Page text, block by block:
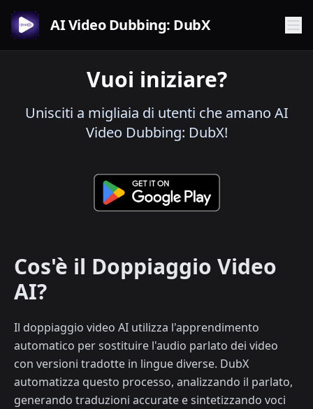
AI Video Dubbing: DubX
Vuoi iniziare?
Unisciti a migliaia di utenti che amano AI
Video Dubbing: DubX!
Cos'è il Doppiaggio Video
AI?
Il doppiaggio video AI utilizza l'apprendimento
automatico per sostituire l'audio parlato dei video
con versioni tradotte in lingue diverse. DubX
automatizza questo processo, analizzando il parlato,
generando traduzioni accurate e sintetizzando voci